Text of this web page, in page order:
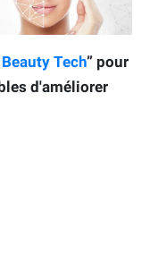
Tech” pour
d'améliorer